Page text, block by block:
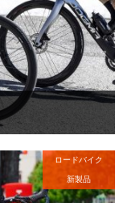
ロードバイク
新製品